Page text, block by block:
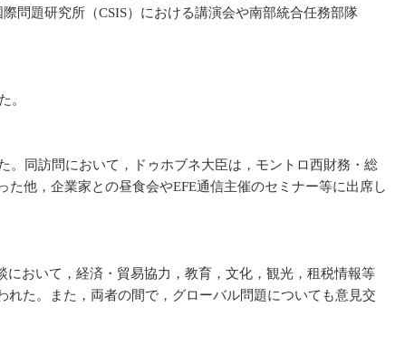
問題研究所（CSIS）における講演会や南部統合任務部隊
。
同訪問において，ドゥホブネ大臣は，モントロ西財務・総
他，企業家との昼食会やEFE通信主催のセミナー等に出席し
おいて，経済・貿易協力，教育，文化，観光，租税情報等
た。また，両者の間で，グローバル問題についても意見交